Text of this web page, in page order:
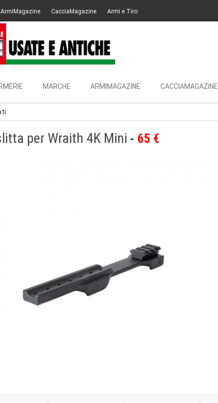
ArmiMagazine CacciaMagazine Armi e Tiro
MARCHE ARMIMAGAZINE CACCIAMAGAZINE
per Wraith 4K Mini 65 €